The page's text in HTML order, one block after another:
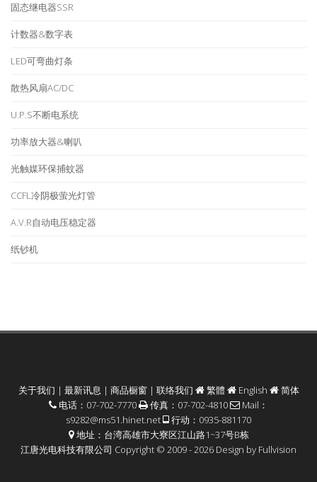
固态继电器SSR
计数器&数字表
LED可弯曲灯条
散热风扇AC/DC
U.P.S不断电系统
功率放大器&喇叭
光触媒环保捕蚊器
CCFL冷阴极萤光灯管
A.V.R自动电压稳定器
纸钞机
关于我们 | 最新讯息 | 商品橱窗| 联络我们 繁體 English
简体
电话：07-702-7770
传真：07-702-4810
Mail：
s9282@ms51.hinet.net
行动：0935-881170
地址：台湾高雄市大寮区江山路1~37号B栋
江唐光电科技有限公司 Copyright © 2009 - 2026 Design by Fullvision